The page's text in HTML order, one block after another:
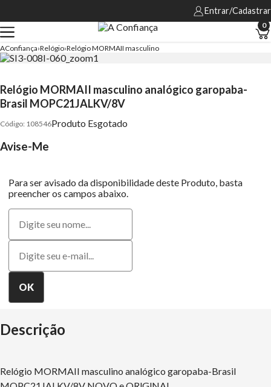
Entrar/Cadastrar
0
AConfiança Relógio Relógio MORMAII masculino
Relógio MORMAII masculino analógico garopaba-
Brasil MOPC21JALKV/8V
108546Produto Esgotado
Avise-Me
Para ser avisado da disponibilidade deste Produto, basta
preencher os campos abaixo.
Descrição
Relógio MORMAII masculino analógico garopaba-Brasil